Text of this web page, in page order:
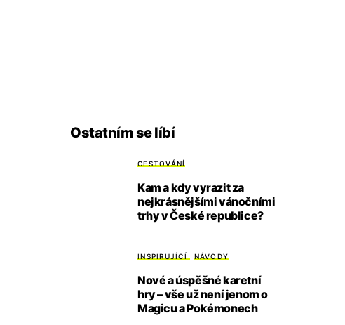
Ostatním se líbí
CESTOVÁNÍ
Kam a kdy vyrazit za
nejkrásnějšími vánočními
trhy v České republice?
INSPIRUJÍCÍ NÁVODY
Nové a úspěšné karetní
hry – vše už není jenom o
Magicu a Pokémonech